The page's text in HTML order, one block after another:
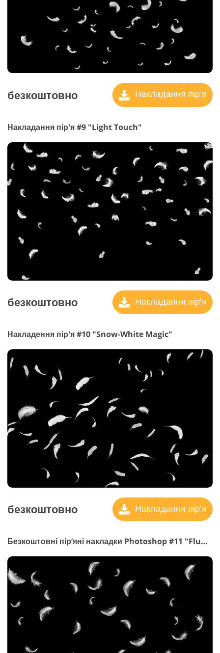
безкоштовно Накладання пір'я
Накладання пір'я #9 "Light Touch"
безкоштовно Накладання пір'я
Накладення пір'я #10 "Snow-White Magic"
безкоштовно Накладання пір'я
Безкоштовні пір’яні накладки Photoshop #11 "Fluffy Particles"